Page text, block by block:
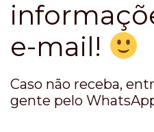
e-mail!
Caso não receba,
gente pelo